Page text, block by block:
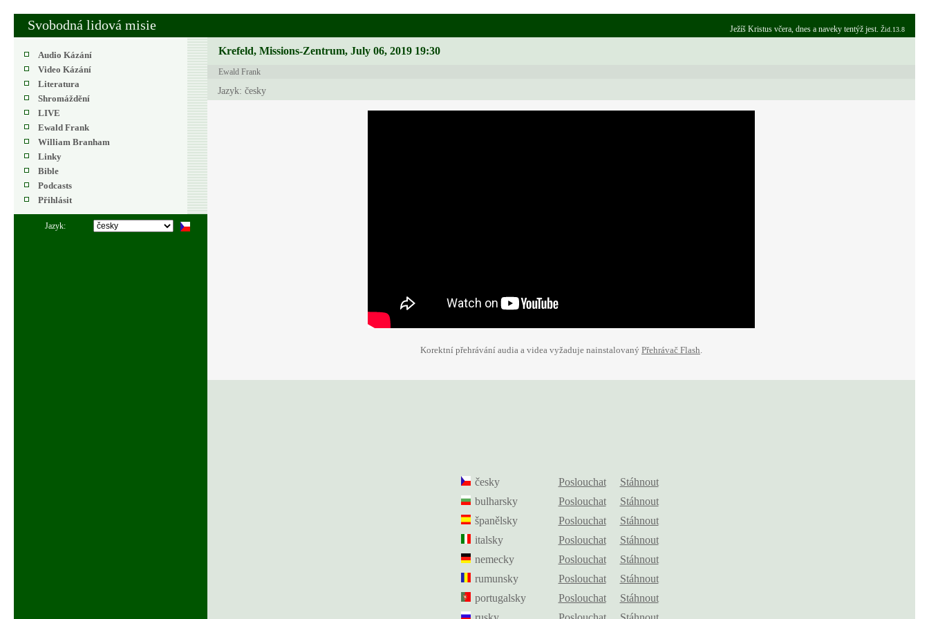
Svobodná lidová misie Ježíš Kristus včera, dnes a naveky tentýž jest. Žid.13.8
Audio Kázání
Video Kázání
Literatura
Shromáždění
LIVE
Ewald Frank
William Branham
Linky
Bible
Podcasts
Přihlásit
Jazyk:
Krefeld, Missions-Zentrum, July 06, 2019 19:30
Ewald Frank
Jazyk: česky
Korektní přehrávání audia a videa vyžaduje nainstalovaný Přehrávač Flash.
česky Poslouchat
Stáhnout
bulharsky
Poslouchat
Stáhnout
španělsky
Poslouchat
Stáhnout
italsky
Poslouchat
Stáhnout
nemecky
Poslouchat
Stáhnout
rumunsky
Poslouchat
Stáhnout
portugalsky
Poslouchat
Stáhnout